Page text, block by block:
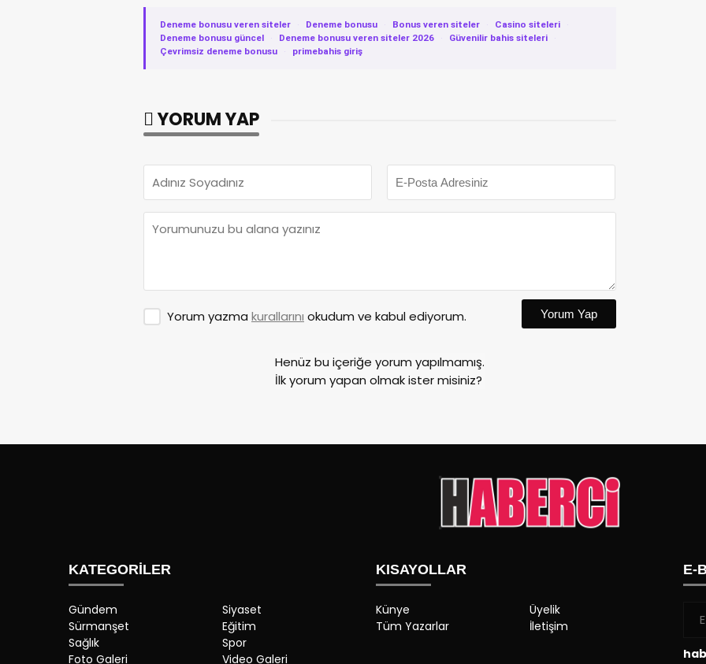
Deneme bonusu veren siteler · Deneme bonusu · Bonus veren siteler · Casino siteleri
·
Deneme bonusu güncel
· Deneme bonusu veren siteler 2026 · Güvenilir bahis siteleri
·
Çevrimsiz deneme bonusu
· primebahis giriş
YORUM YAP
Yorum yazma kurallarını okudum ve kabul ediyorum. Yorum Yap
Henüz bu içeriğe yorum yapılmamış.
İlk yorum yapan olmak ister misiniz?
KATEGORİLER
Gündem
Siyaset
Sürmanşet
Eğitim
Sağlık
Spor
Foto Galeri
Video Galeri
KISAYOLLAR
Künye
Üyelik
Tüm Yazarlar
İletişim
E-